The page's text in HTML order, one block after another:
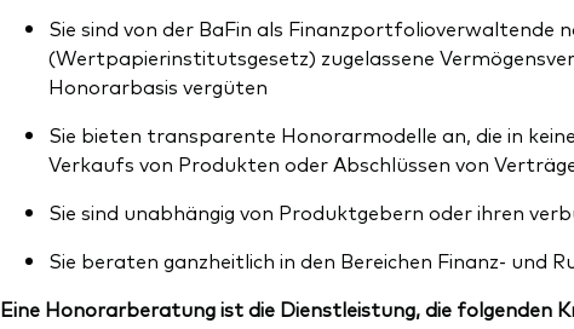
Sie sind von der BaFin als Finanzportfolioverwaltende
(Wertpapierinstitutsgesetz) zugelassene
Honorarbasis vergüten
Sie bieten transparente Honorarmodelle an, die in
Verkaufs von Produkten oder Abschlüssen von
Sie sind unabhängig von Produktgebern oder ihren
Sie beraten ganzheitlich in den Bereichen Finanz- und
Eine Honorarberatung ist die Dienstleistung, die folgenden